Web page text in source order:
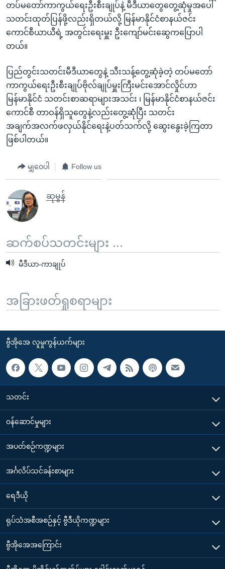
တပ်မတော်ကာကွယ်ရေးဦးစီးချုပ်နဲ့ မီဒီယာတွေတွေ့ဆုံမှုအပေါ်
သတင်းထုတ်ပြန်ဖို့လည်းရှိတယ်လို့ မြန်မာနိုင်ငံစာနယ်ဇင်း
ကောင်စီယာယီရဲ့ အတွင်းရေးမှူး ဦးကျော်မင်းဆွေကပြောပါ
တယ်။
ပြည်တွင်းသတင်းမီဒီယာတွေနဲ့ သီးသန့်တွေ့ဆုံခဲ့တဲ့ တပ်မတော်
ကာကွယ်ရေးဦးစီးချုပ်ဗိုလ်ချုပ်မှူးကြီးမင်းအောင်လှိုင်ဟာ
မြန်မာနိုင်ငံ သတင်းစာဆရာများအသင်း ၊ မြန်မာနိုင်ငံစာနယ်ဇင်း
ကောင်စီ တာဝန်ရှိသူတွေနဲ့လည်းတွေ့ဆုံံပြီး သတင်း
အချက်အလက်ဖလှယ်နိုင်ရေးနဲ့ပတ်သက်လို့ ဆွေးနွေးခဲ့ကြတာ
ဖြစ်ပါတယ်။
မျှဝေပါ Follow us
ဆုမွန်
ဆက်စပ်သတင်းများ ...
မီဒီယာ-ကာချုပ်
အခြားဖတ်ရှုစရာများ
ဗွီအိုအေ လူမှုကွန်ယက်များ
သတင်း
၀န်ဆောင်မှုများ
အပတ်စဉ်ကဏ္ဍများ
အင်္ဂလိပ်သင်ခန်းစာများ
ရေဒီယို
ရုပ်သံအစီအစဉ်နှင့် ဗွီဒီယိုကဏ္ဍများ
ဗွီအိုအေအကြောင်း